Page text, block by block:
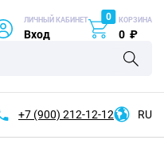
ЛИЧНЫЙ КАБИНЕТ
Вход
0 КОРЗИНА
0 ₽
+7 (900) 212-12-12 RU